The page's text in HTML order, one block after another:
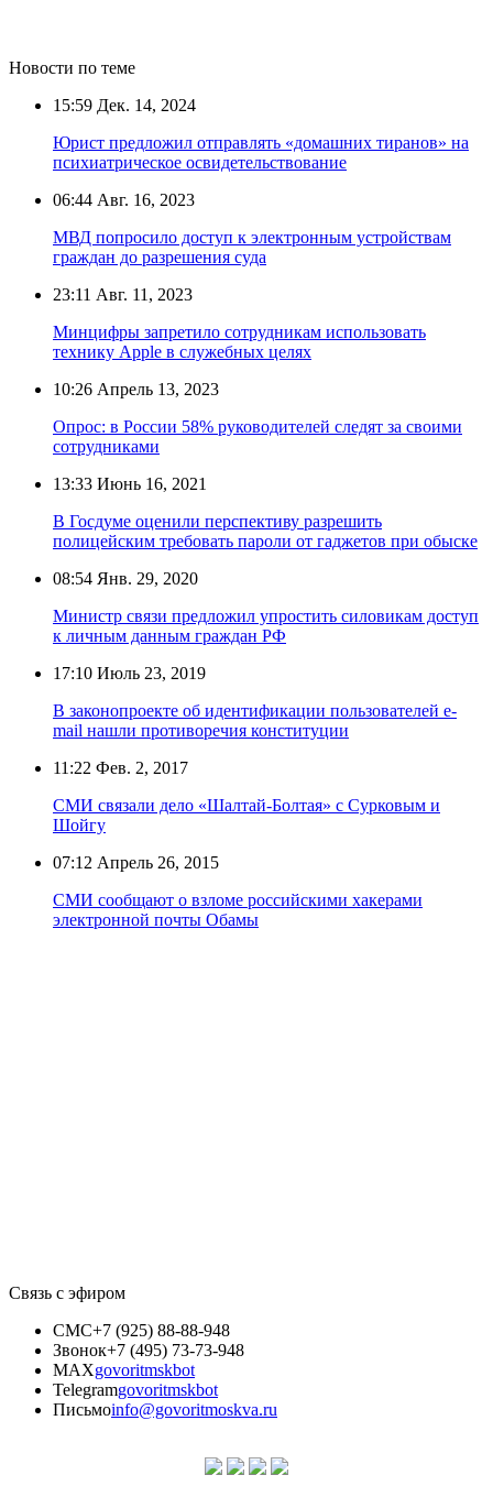
Новости по теме
15:59 Дек. 14, 2024
Юрист предложил отправлять «домашних тиранов» на
психиатрическое освидетельствование
06:44 Авг. 16, 2023
МВД попросило доступ к электронным устройствам
граждан до разрешения суда
23:11 Авг. 11, 2023
Минцифры запретило сотрудникам использовать
технику Apple в служебных целях
10:26 Апрель 13, 2023
Опрос: в России 58% руководителей следят за своими
сотрудниками
13:33 Июнь 16, 2021
В Госдуме оценили перспективу разрешить
полицейским требовать пароли от гаджетов при обыске
08:54 Янв. 29, 2020
Министр связи предложил упростить силовикам доступ
к личным данным граждан РФ
17:10 Июль 23, 2019
В законопроекте об идентификации пользователей e-
mail нашли противоречия конституции
11:22 Фев. 2, 2017
СМИ связали дело «Шалтай-Болтая» с Сурковым и
Шойгу
07:12 Апрель 26, 2015
СМИ сообщают о взломе российскими хакерами
электронной почты Обамы
Связь с эфиром
СМС+7 (925) 88-88-948
Звонок+7 (495) 73-73-948
MAXgovoritmskbot
Telegramgovoritmskbot
Письмоinfo@govoritmoskva.ru